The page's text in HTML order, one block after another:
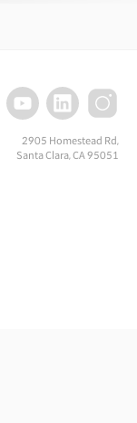
2905 Homestead Rd,
Santa Clara, CA 95051